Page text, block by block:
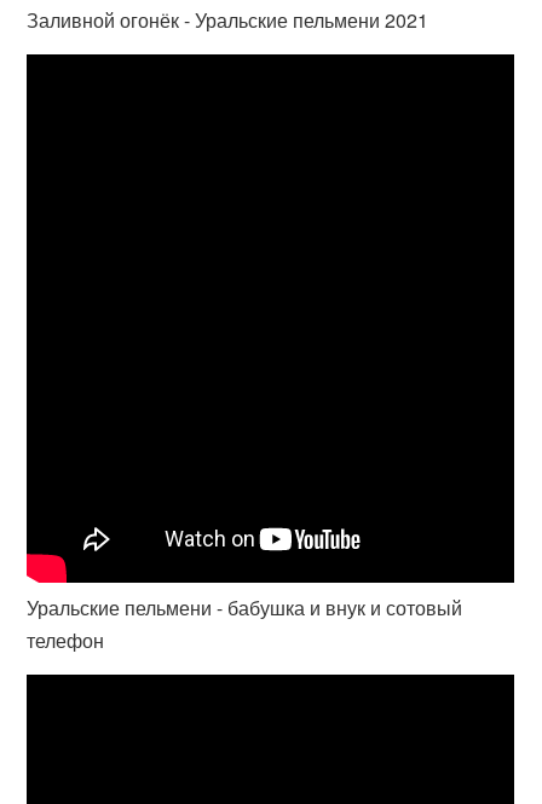
Заливной огонёк - Уральские пельмени 2021
Уральские пельмени - бабушка и внук и сотовый
телефон